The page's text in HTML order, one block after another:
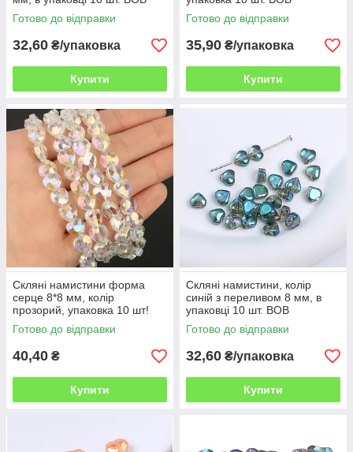
Готово до відправки
32,60 ₴/упаковка
Купити
Готово до відправки
35,90 ₴/упаковка
Купити
Скляні намистини форма
серце 8*8 мм, колір
прозорий, упаковка 10 шт!
Готово до відправки
40,40 ₴
Купити
Скляні намистини, колір
синій з переливом 8 мм, в
упаковці 10 шт. ВОВ
Готово до відправки
32,60 ₴/упаковка
Купити